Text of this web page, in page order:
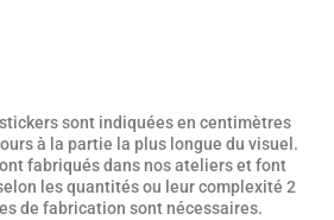
sont indiquées en centimètres
à la partie la plus longue du visuel.
fabriqués dans nos ateliers et font
selon les quantités ou leur complexité 2
de fabrication sont nécessaires.